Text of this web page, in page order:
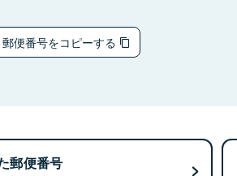
郵便番号をコピーする
郵便番号